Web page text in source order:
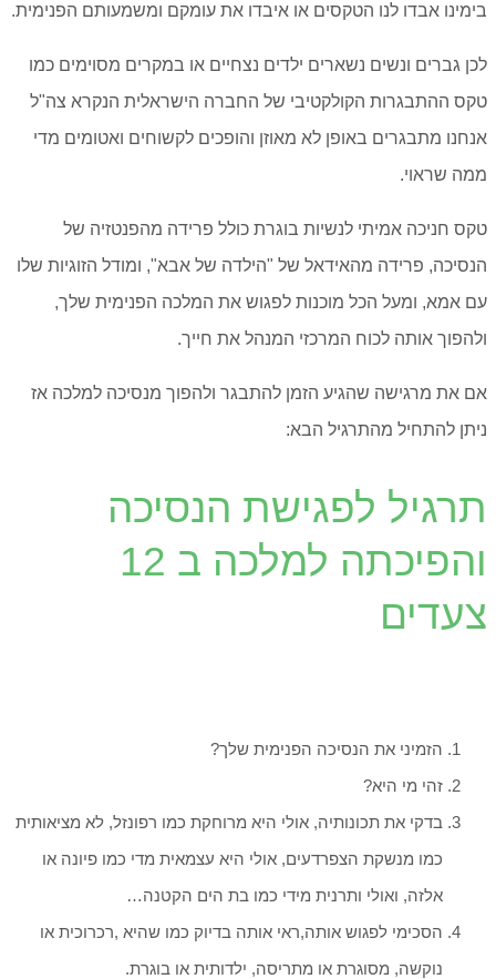
בימינו אבדו לנו הטקסים או איבדו את עומקם ומשמעותם הפנימית.
לכן גברים ונשים נשארים ילדים נצחיים או במקרים מסוימים כמו
טקס ההתבגרות הקולקטיבי של החברה הישראלית הנקרא צה"ל
אנחנו מתבגרים באופן לא מאוזן והופכים לקשוחים ואטומים מדי
ממה שראוי.
טקס חניכה אמיתי לנשיות בוגרת כולל פרידה מהפנטזיה של
הנסיכה, פרידה מהאידאל של "הילדה של אבא", ומודל הזוגיות שלו
עם אמא, ומעל הכל מוכנות לפגוש את המלכה הפנימית שלך,
ולהפוך אותה לכוח המרכזי המנהל את חייך.
אם את מרגישה שהגיע הזמן להתבגר ולהפוך מנסיכה למלכה אז
ניתן להתחיל מהתרגיל הבא:
תרגיל לפגישת הנסיכה
והפיכתה למלכה ב 12
צעדים
הזמיני את הנסיכה הפנימית שלך?
זהי מי היא?
בדקי את תכונותיה, אולי היא מרוחקת כמו רפונזל, לא מציאותית
כמו מנשקת הצפרדעים, אולי היא עצמאית מדי כמו פיונה או
אלזה, ואולי ותרנית מידי כמו בת הים הקטנה…
הסכימי לפגוש אותה,ראי אותה בדיוק כמו שהיא ,רכרוכית או
נוקשה, מסוגרת או מתריסה, ילדותית או בוגרת.